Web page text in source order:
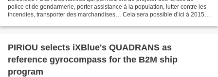
police et de gendarmerie, porter assistance à la population, lutter contre les
incendies, transporter des marchandises… Cela sera possible d’ici à 2015
PIRIOU selects iXBlue's QUADRANS as
reference gyrocompass for the B2M ship
program